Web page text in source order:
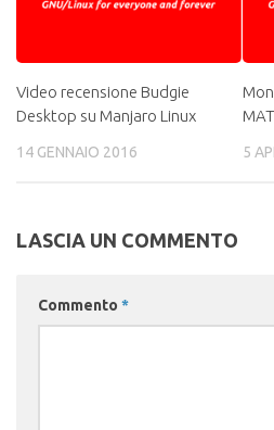
Video recensione Budgie
Desktop su Manjaro Linux
14 GENNAIO 2016 5
LASCIA UN COMMENTO
Commento *